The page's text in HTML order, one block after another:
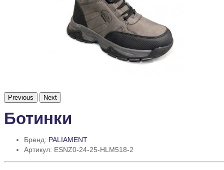
Previous Next
Ботинки
Бренд: PALIAMENT
Артикул: ESNZ0-24-25-HLM518-2